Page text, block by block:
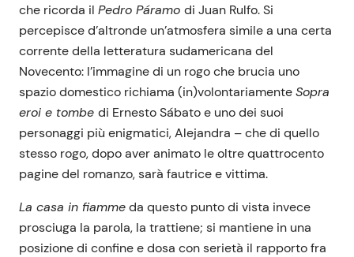
che ricorda il Pedro Páramo di Juan Rulfo. Si
percepisce d’altronde un’atmosfera simile a una certa
corrente della letteratura sudamericana del
Novecento: l’immagine di un rogo che brucia uno
spazio domestico richiama (in)volontariamenteSopra
eroi e tombe di Ernesto Sábato e uno dei suoi
personaggi più enigmatici, Alejandra – che di quello
stesso rogo, dopo aver animato le oltre quattrocento
pagine del romanzo, sarà fautrice e vittima.
La casa in fiammeda questo punto di vista invece
prosciuga la parola, la trattiene; si mantiene in una
posizione di confine e dosa con serietà il rapporto fra